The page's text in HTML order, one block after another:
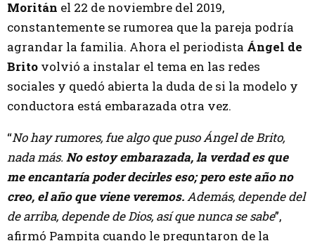
Moritán el 22 de noviembre del 2019,
constantemente se rumorea que la pareja podría
agrandar la familia. Ahora el periodista Ángel de
Brito volvió a instalar el tema en las redes
sociales y quedó abierta la duda de si la modelo y
conductora está embarazada otra vez.
“No hay rumores, fue algo que puso Ángel de Brito,
nada más.No estoy embarazada, la verdad es que
me encantaría poder decirles eso; pero este año no
creo, el año que viene veremos. Además, depende del
de arriba, depende de Dios, así que nunca se sabe”,
afirmó Pampita cuando le preguntaron de la